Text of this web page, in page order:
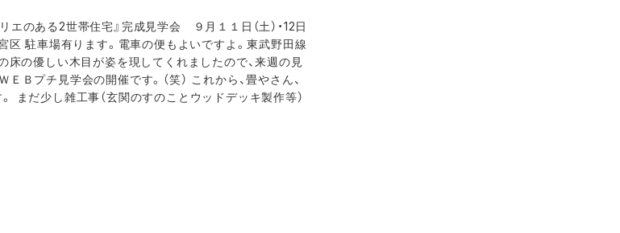
エのある2世帯住宅』完成見学会 ９月１１日（土）・12日
区 駐車場有ります。電車の便もよいですよ。東武野田線
床の優しい木目が姿を現してくれましたので、来週の見
Ｂプチ見学会の開催です。（笑） これから、畳やさん、
まだ少し雑工事（玄関のすのことウッドデッキ製作等）